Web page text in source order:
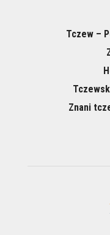
Tczew –
Znani